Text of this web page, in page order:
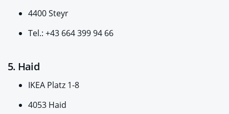
4400 Steyr
Tel.: +43 664 399 94 66
5. Haid
IKEA Platz 1-8
4053 Haid